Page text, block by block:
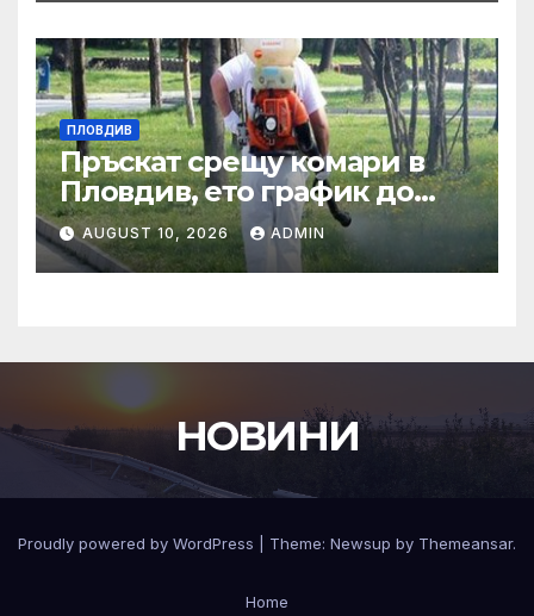
ПЛОВДИВ
Пръскат срещу комари в
Пловдив, ето график до
края на август
AUGUST 10, 2026 ADMIN
НОВИНИ
Proudly powered by WordPress Theme: Newsup by Themeansar.
Home